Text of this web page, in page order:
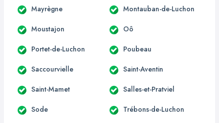
Mayrègne Montauban-de-Luchon
Moustajon Oô
Portet-de-Luchon Poubeau
Saccourvielle Saint-Aventin
Saint-Mamet Salles-et-Pratviel
Sode Trébons-de-Luchon